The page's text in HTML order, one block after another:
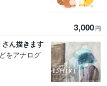
3,000円
ん描きます
をアナログ